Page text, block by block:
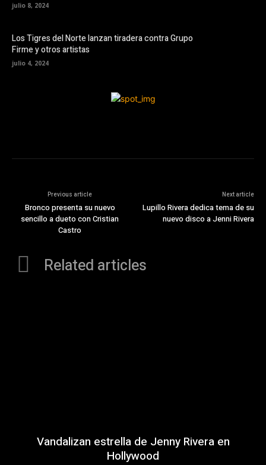
julio 8, 2024
Los Tigres del Norte lanzan tiradera contra Grupo
Firme y otros artistas
julio 4, 2024
Previous article
Bronco presenta su nuevo
sencillo a dueto con Cristian
Castro
Next article
Lupillo Rivera dedica tema de su
nuevo disco a Jenni Rivera
Related articles
Vandalizan estrella de Jenny Rivera en
Hollywood